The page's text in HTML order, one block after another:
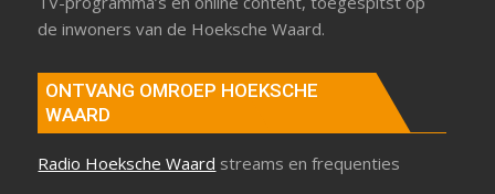
de inwoners van de Hoeksche Waard.
ONTVANG OMROEP HOEKSCHE
WAARD
Radio Hoeksche Waard streams en frequenties